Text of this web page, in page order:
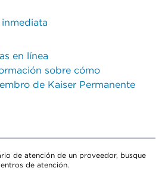
en línea
sobre cómo
de Kaiser Permanente
de atención de un proveedor, busque
de atención.